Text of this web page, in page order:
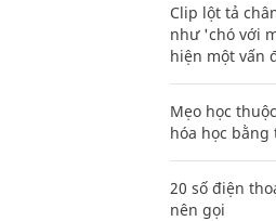
Clip lột tả
như 'chó với
hiện một vấn
Mẹo học
hóa học bằng
20 số điện
nên gọi